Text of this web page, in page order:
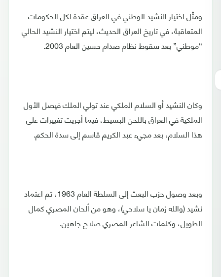
ومثّل اختيار النشيد الوطني في العراق عقدة لكل الحكومات
المتعاقبة، في تاريخ العراق الحديث، ليتم اختيار النشيد الحالي
“موطني” بعد سقوط نظام صدام حسين العام 2003.
وكان النشيد أو السلام الملكي عند تولي الملك فيصل الأول
الملكية في العراق باللحن البسيط، فيما أجريت تغييرات على
هذا السلام، بعد مجيء عبد الكريم قاسم إلى سدة الحكم.
وبعد وصول حزب البعث إلى السلطة العام 1963، تم اعتماد
نشيد (والله زمان يا سلاحي)، وهو من ألحان المصري كمال
الطويل، وكلمات الشاعر المصري صلاح جاهين.